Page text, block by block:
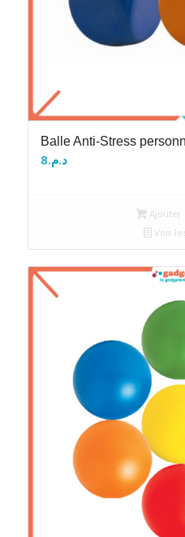
Balle Anti-Stress
د.م.8
Ajouter
Voir